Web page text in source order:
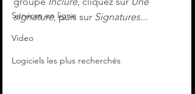
Services en ligne
Video
Logiciels les plus recherchés
signature, puis sur Signatures...